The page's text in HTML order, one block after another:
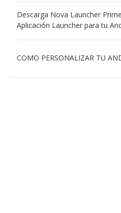
Descarga Nova Launcher
Aplicación Launcher para tu
COMO PERSONALIZAR TU